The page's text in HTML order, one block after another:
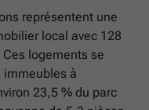
représentent une
local avec 128
logements se
immeubles à
23,5 % du parc